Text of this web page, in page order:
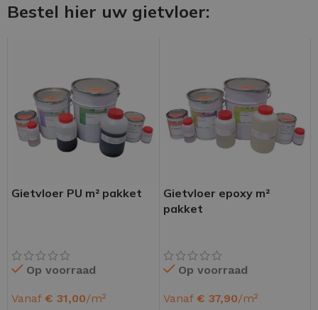
Bestel hier uw gietvloer:
Gietvloer PU m² pakket
Op voorraad
Vanaf € 31,00/m²
Gietvloer epoxy m²
pakket
Op voorraad
Vanaf € 37,90/m²